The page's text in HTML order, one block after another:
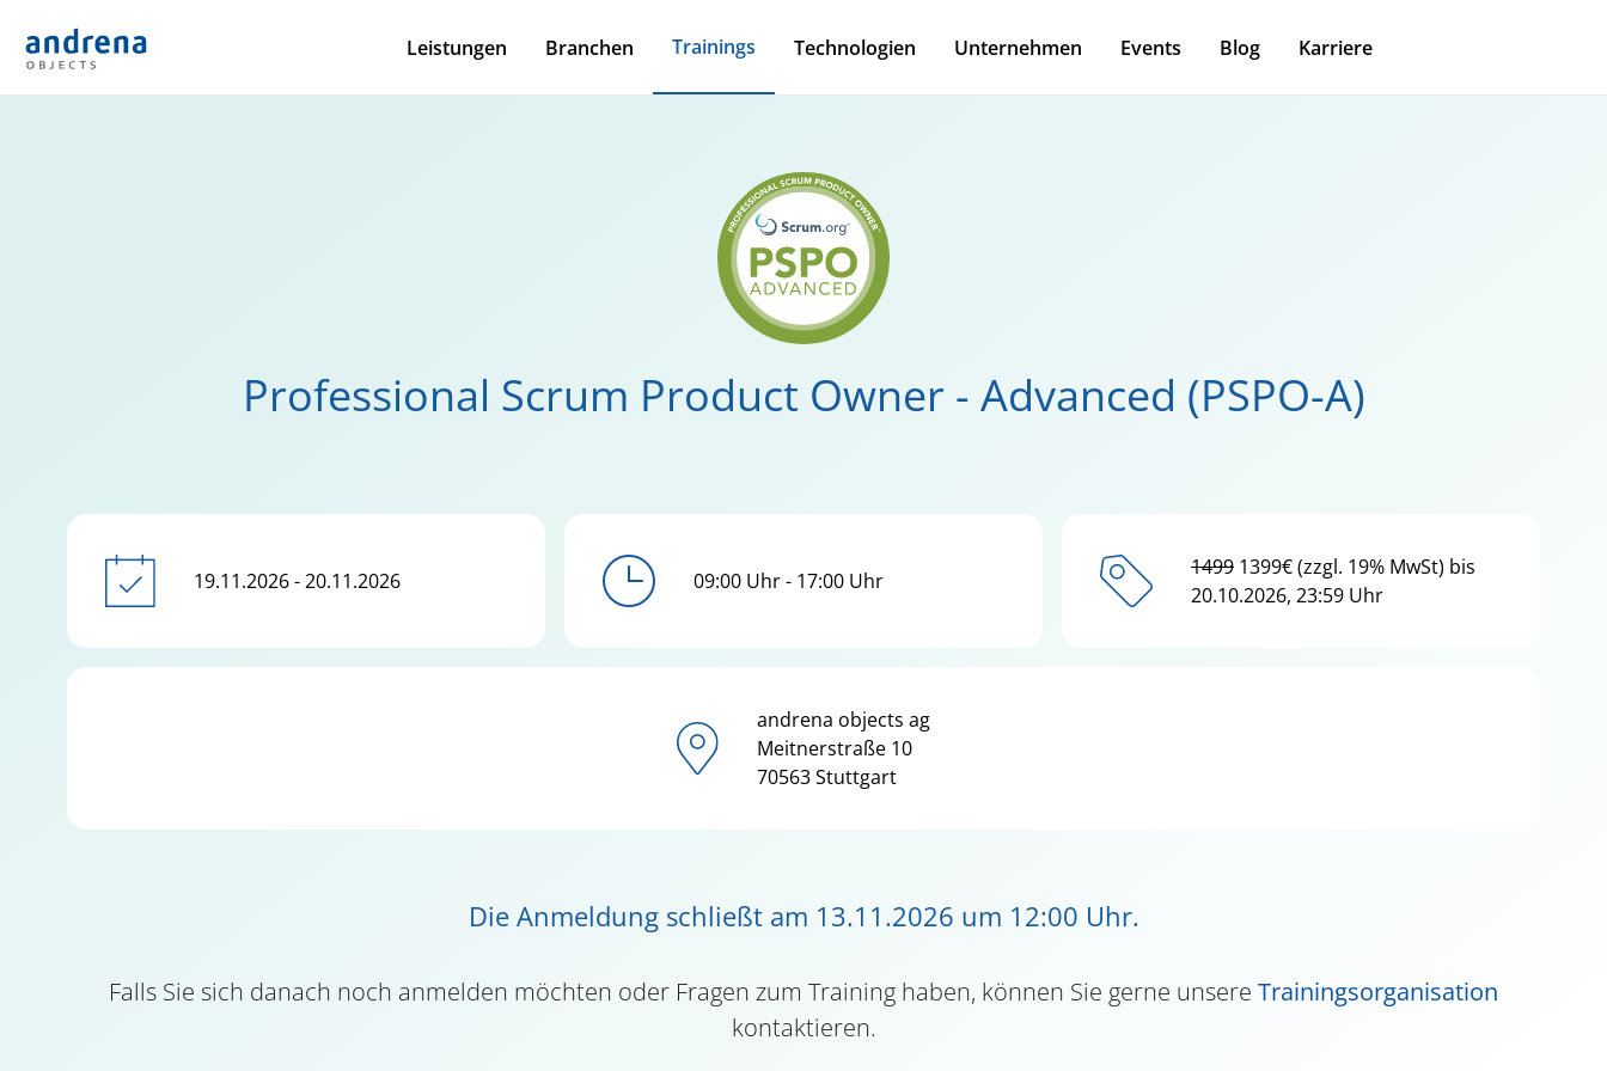
Leistungen Branchen Trainings Technologien Unternehmen Events Blog Karriere
Professional Scrum Product Owner - Advanced (PSPO-A)
19.11.2026 - 20.11.2026 09:00 Uhr - 17:00 Uhr
1499 1399€ (zzgl. 19% MwSt) bis
20.10.2026, 23:59 Uhr
andrena objects ag
Meitnerstraße 10
70563Stuttgart
Die Anmeldung schließt am 13.11.2026 um 12:00 Uhr.
Falls Sie sich danach noch anmelden möchten oder Fragen zum Training haben, können Sie gerne unsere Trainingsorganisation
kontaktieren.